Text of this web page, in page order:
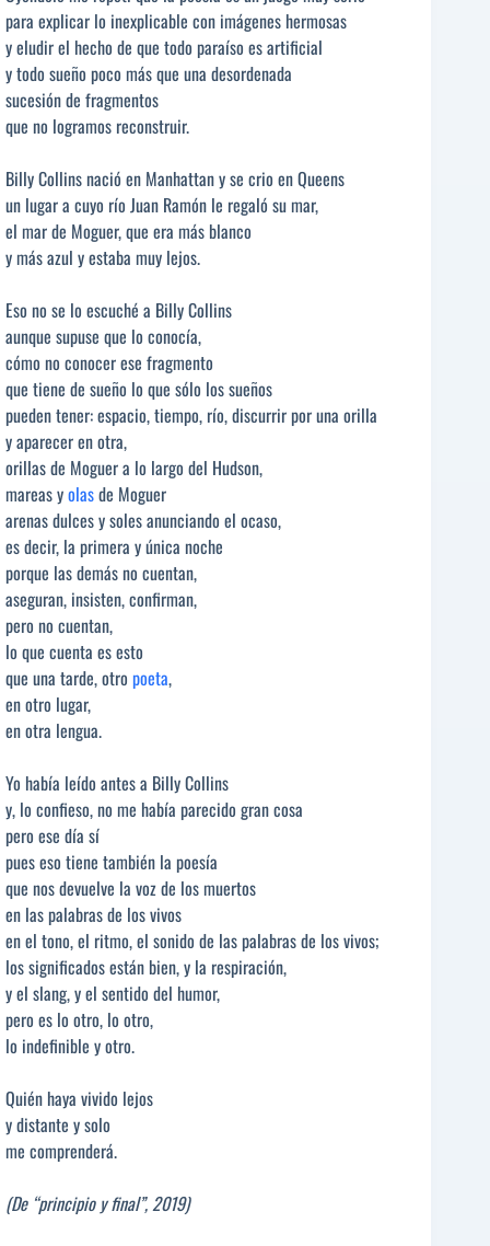
para explicar lo inexplicable con imágenes hermosas
y eludir el hecho de que todo paraíso es artificial
y todo sueño poco más que una desordenada
sucesión de fragmentos
que no logramos reconstruir.
Billy Collins nació en Manhattan y se crio en Queens
un lugar a cuyo río Juan Ramón le regaló su mar,
el mar de Moguer, que era más blanco
y más azul y estaba muy lejos.
Eso no se lo escuché a Billy Collins
aunque supuse que lo conocía,
cómo no conocer ese fragmento
que tiene de sueño lo que sólo los sueños
pueden tener: espacio, tiempo, río, discurrir por una orilla
y aparecer en otra,
orillas de Moguer a lo largo del Hudson,
mareas yolasde Moguer
arenas dulces y soles anunciando el ocaso,
es decir, la primera y única noche
porque las demás no cuentan,
aseguran, insisten, confirman,
pero no cuentan,
lo que cuenta es esto
que una tarde, otro poeta,
en otro lugar,
en otra lengua.
Yo había leído antes a Billy Collins
y, lo confieso, no me había parecido gran cosa
pero ese día sí
pues eso tiene también la poesía
que nos devuelve la voz de los muertos
en las palabras de los vivos
en el tono, el ritmo, el sonido de las palabras de los vivos;
los significados están bien, y la respiración,
y el slang, y el sentido del humor,
pero es lo otro, lo otro,
lo indefinible y otro.
Quién haya vivido lejos
y distante y solo
me comprenderá.
(De “principio y final”, 2019)